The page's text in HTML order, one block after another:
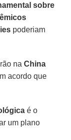
sobre
poderiam
naChina
acordo que
é o
um plano